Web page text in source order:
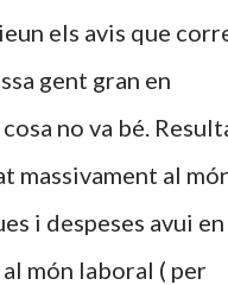
els avis que
gent gran en
no va bé.
massivament al
i despeses avui en
món laboral ( per